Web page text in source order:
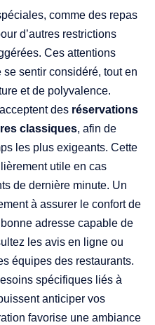
comme des repas
d’autres restrictions
Ces attentions
sentir considéré, tout en
et de polyvalence.
des réservations
classiques, afin de
les plus exigeants. Cette
utile en cas
de dernière minute. Un
à assurer le confort de
adresse capable de
les avis en ligne ou
équipes des restaurants.
spécifiques liés à
anticiper vos
favorise une ambiance